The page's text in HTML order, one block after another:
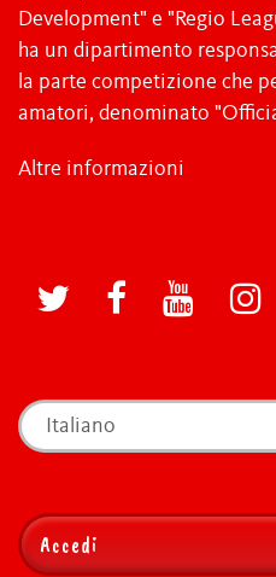
Development" e "Regio
ha un dipartimento
la parte competizione che
amatori, denominato
Altre informazioni
Italiano
Accedi